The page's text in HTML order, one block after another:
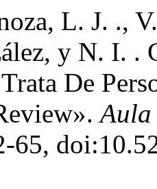
L. J. .,
y N. I. .
De
65,